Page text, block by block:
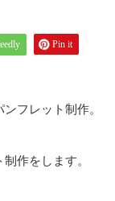
Pin it
フレット制作。
作をします。